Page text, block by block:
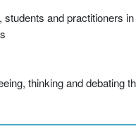
and practitioners
thinking and debating